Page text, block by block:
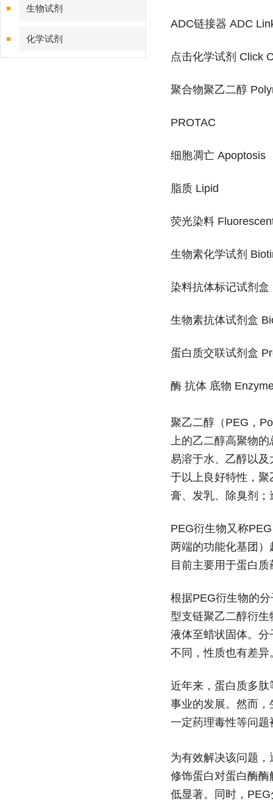
生物试剂
化学试剂
ADC链接器 ADC
点击化学试剂 Click
聚合物聚乙二醇
PROTAC
细胞凋亡 Apoptosis
脂质 Lipid
荧光染料
生物素化学试剂
染料抗体标记试剂
生物素抗体试剂盒
蛋白质交联试剂盒
酶 抗体 底物
聚乙二醇（PEG，
上的乙二醇高聚物
易溶于水、乙醇以
于以上良好特性，
膏、发乳、除臭剂
PEG衍生物又称
两端的功能化基团
目前主要用于蛋白
根据PEG衍生物的
型支链聚乙二醇衍
液体至蜡状固体。
不同，性质也有差
近年来，蛋白质多
事业的发展。然而
一定药理毒性等问题
为有效解决该问题
修饰蛋白对蛋白酶
低显著。同时，